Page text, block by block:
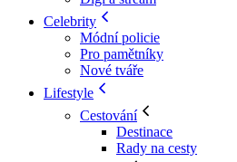
Celebrity
Módní policie
Pro pamětníky
Nové tváře
Lifestyle
Cestování
Destinace
Rady na cesty